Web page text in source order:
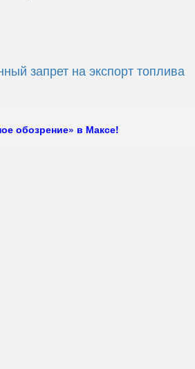
запрет на экспорт топлива
обозрение» в Максе!